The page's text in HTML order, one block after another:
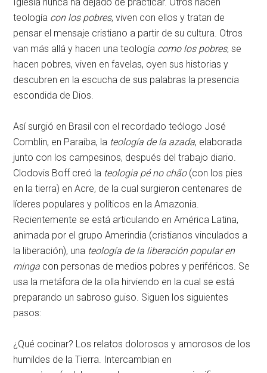
teología con los pobres, viven con ellos y tratan de
pensar el mensaje cristiano a partir de su cultura. Otros
van más allá y hacen una teología como los pobres, se
hacen pobres, viven en favelas, oyen sus historias y
descubren en la escucha de sus palabras la presencia
escondida de Dios.
Así surgió en Brasil con el recordado teólogo José
Comblin, en Paraíba, la teología de la azada, elaborada
junto con los campesinos, después del trabajo diario.
Clodovis Boff creó la teologia pé no chão(con los pies
en la tierra) en Acre, de la cual surgieron centenares de
líderes populares y políticos en la Amazonia.
Recientemente se está articulando en América Latina,
animada por el grupo Amerindia (cristianos vinculados a
la liberación), una teología de la liberación popular en
minga con personas de medios pobres y periféricos. Se
usa la metáfora de la olla hirviendo en la cual se está
preparando un sabroso guiso. Siguen los siguientes
pasos:
¿Qué cocinar? Los relatos dolorosos y amorosos de los
humildes de la Tierra. Intercambian en